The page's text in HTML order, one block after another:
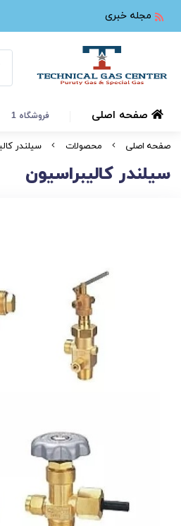
مجله خبری
صفحه اصلی فروشگاه 1
صفحه اصلی محصولات سیلندر
سیلندر کالیبراسیون